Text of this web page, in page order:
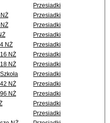
Przesiadki
Przesiadki
Przesiadki
Przesiadki
NŻ
Przesiadki
NŻ
Przesiadki
NŻ
Przesiadki
Przesiadki
NŻ
Przesiadki
NŻ
Przesiadki
Przesiadki
Przesiadki